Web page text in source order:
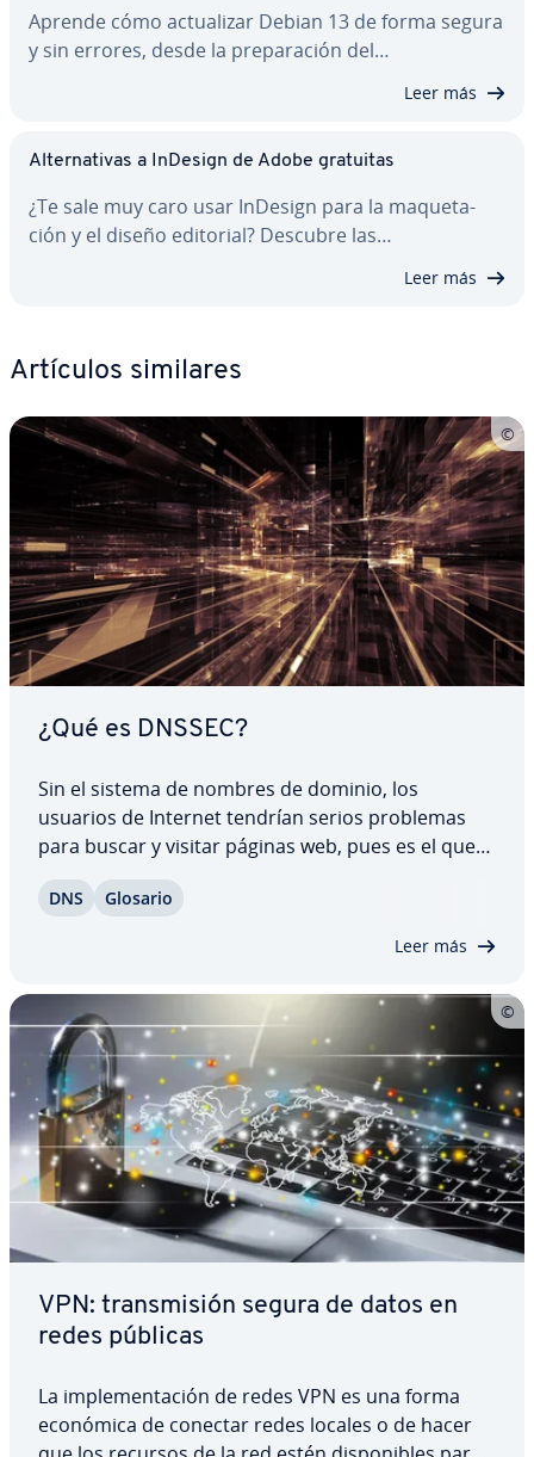
Aprende cómo ac­tua­li­zar Debian 13 de forma segura
y sin errores, desde la pre­pa­ra­ción del…
Leer más
Al­te­r­na­ti­vas a InDesign de Adobe gratuitas
¿Te sale muy caro usar InDesign para la ma­que­ta­
ción y el diseño editorial? Descubre las…
Leer más
Artículos similares
¿Qué es DNSSEC?
Sin el sistema de nombres de dominio, los
usuarios de Internet tendrían serios problemas
para buscar y visitar páginas web, pues es el que
como texto, en lugar de como co­m­bi­na­cio­nes
DNS Glosario
Leer más
VPN: tra­n­s­mi­sión segura de datos en
redes públicas
La im­ple­me­n­ta­ción de redes VPN es una forma
económica de conectar redes locales o de hacer